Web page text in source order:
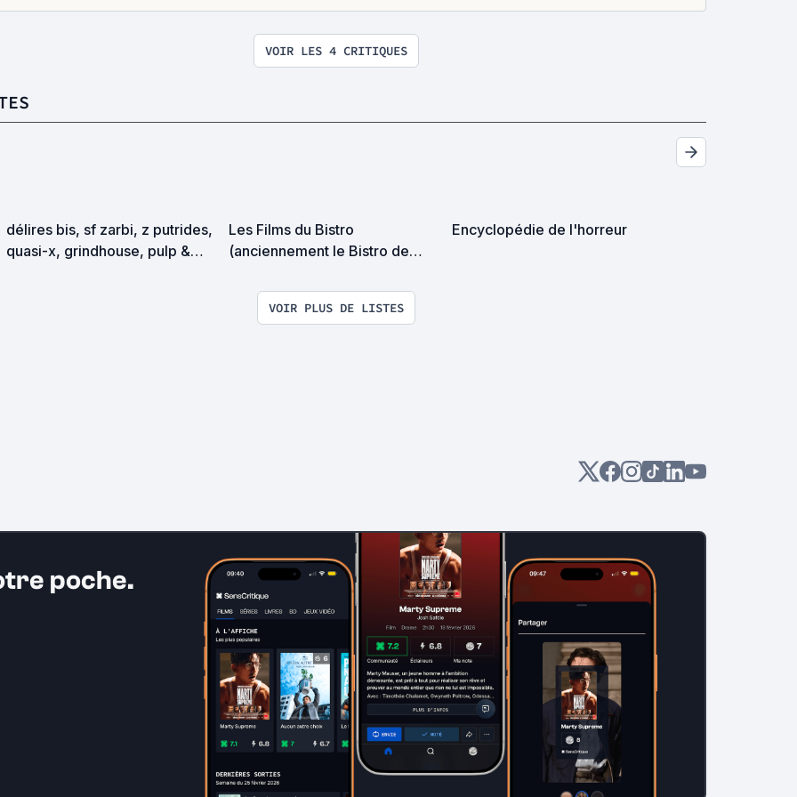
VOIR LES 4 CRITIQUES
délires bis, sf zarbi, z putrides,
quasi-x, grindhouse, pulp &
Les Films du Bistro
(anciennement le Bistro de
DÉFINITIVE
Encyclopédie de l'horreur
VOIR PLUS DE LISTES
poche.